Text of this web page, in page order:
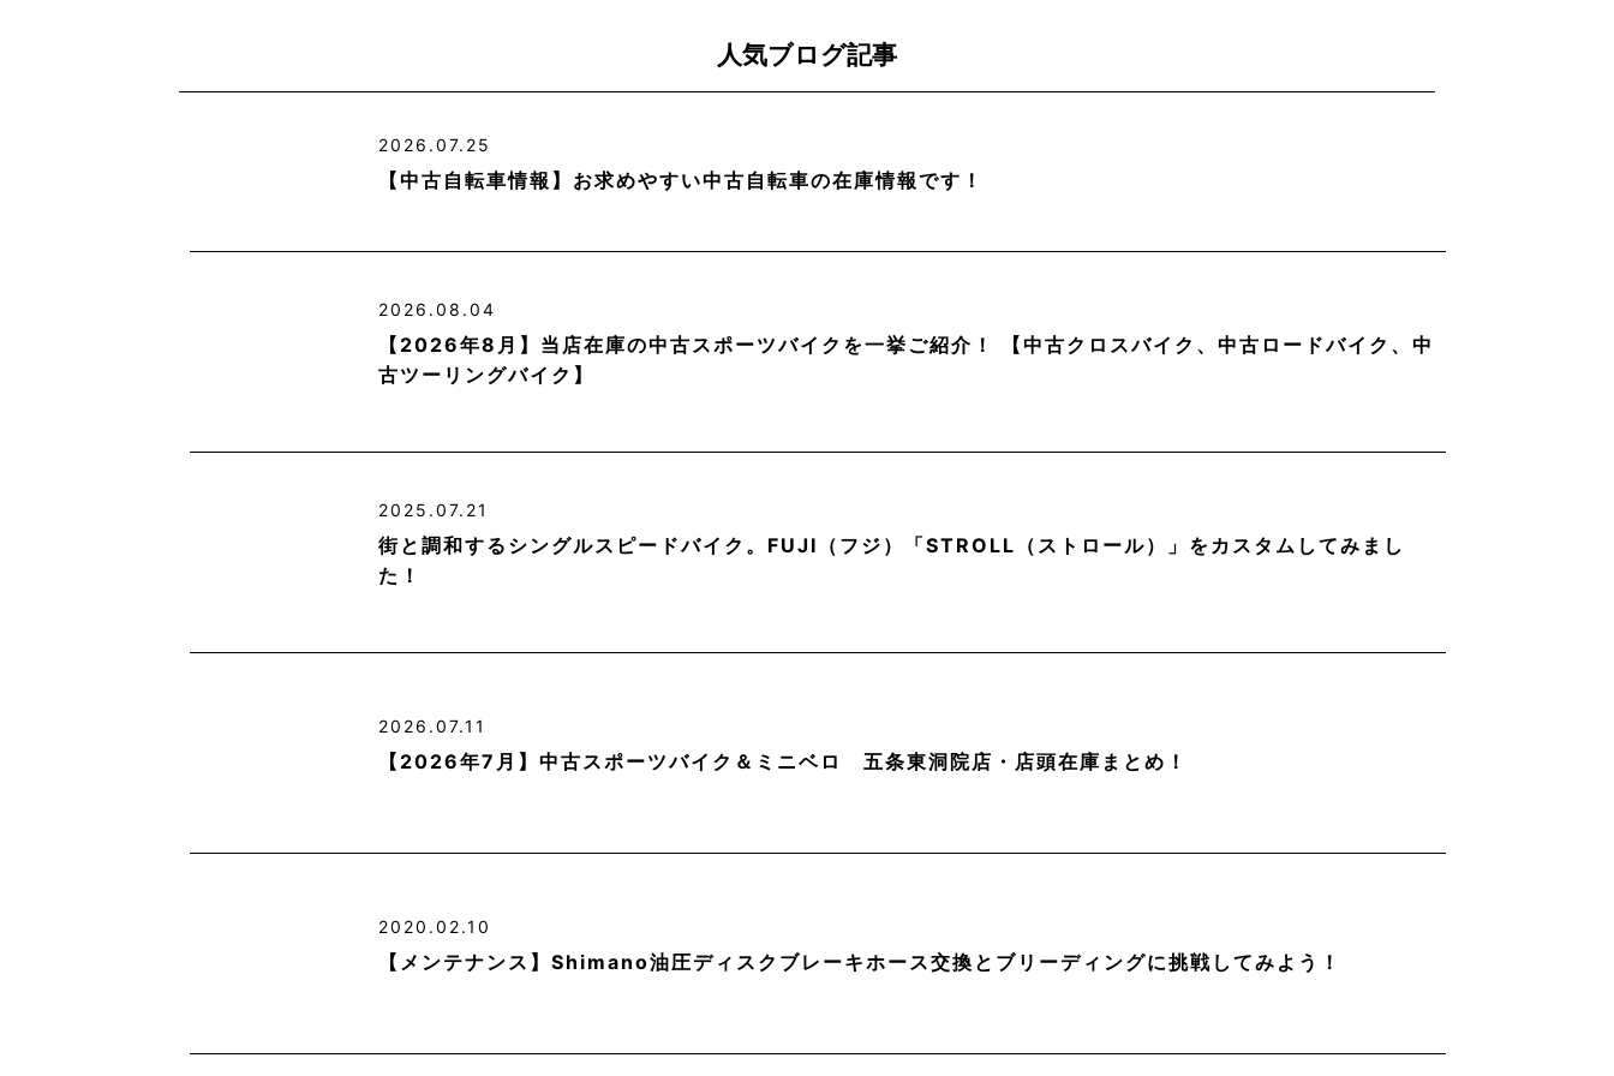
人気ブログ記事
2026.07.25
【中古自転車情報】お求めやすい中古自転車の在庫情報です！
2026.08.04
【2026年8月】当店在庫の中古スポーツバイクを一挙ご紹介！ 【中古クロスバイク、中古ロードバイク、中
古ツーリングバイク】
2025.07.21
街と調和するシングルスピードバイク。FUJI（フジ）「STROLL（ストロール）」をカスタムしてみまし
た！
2026.07.11
【2026年7月】中古スポーツバイク＆ミニベロ 五条東洞院店・店頭在庫まとめ！
2020.02.10
【メンテナンス】Shimano油圧ディスクブレーキホース交換とブリーディングに挑戦してみよう！